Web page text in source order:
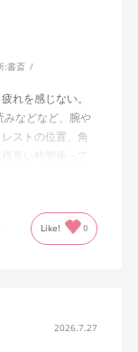
:書斎
れを感じない。
みなどなど、腕や
ストの位置、角
長い時間座って
。従来使ってい
だが、姿勢の崩
が上がる2階の仕
Like! 0
2026.7.27